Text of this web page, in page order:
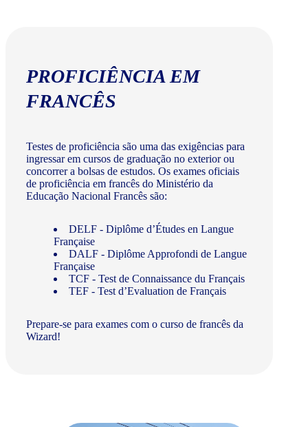
PROFICIÊNCIA EM
FRANCÊS
Testes de proficiência são uma das exigências para
ingressar em cursos de graduação no exterior ou
concorrer a bolsas de estudos. Os exames oficiais
de proficiência em francês do Ministério da
Educação Nacional Francês são:
DELF - Diplôme d’Études en Langue
Française
DALF - Diplôme Approfondi de Langue
Française
TCF - Test de Connaissance du Français
TEF - Test d’Evaluation de Français
Prepare-se para exames com o curso de francês da
Wizard!